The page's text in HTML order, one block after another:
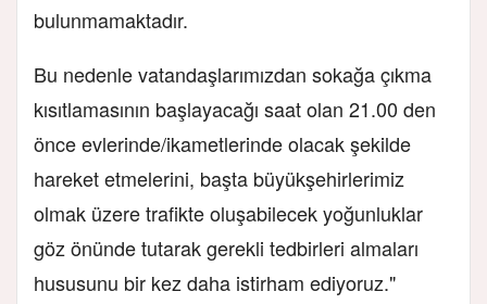
bulunmamaktadır.
Bu nedenle vatandaşlarımızdan sokağa çıkma
kısıtlamasının başlayacağı saat olan 21.00 den
önce evlerinde/ikametlerinde olacak şekilde
hareket etmelerini, başta büyükşehirlerimiz
olmak üzere trafikte oluşabilecek yoğunluklar
göz önünde tutarak gerekli tedbirleri almaları
hususunu bir kez daha istirham ediyoruz."